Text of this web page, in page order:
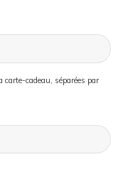
cadeau, séparées par